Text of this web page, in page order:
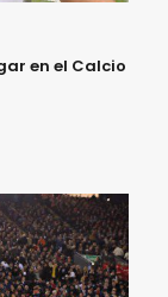
en el Calcio